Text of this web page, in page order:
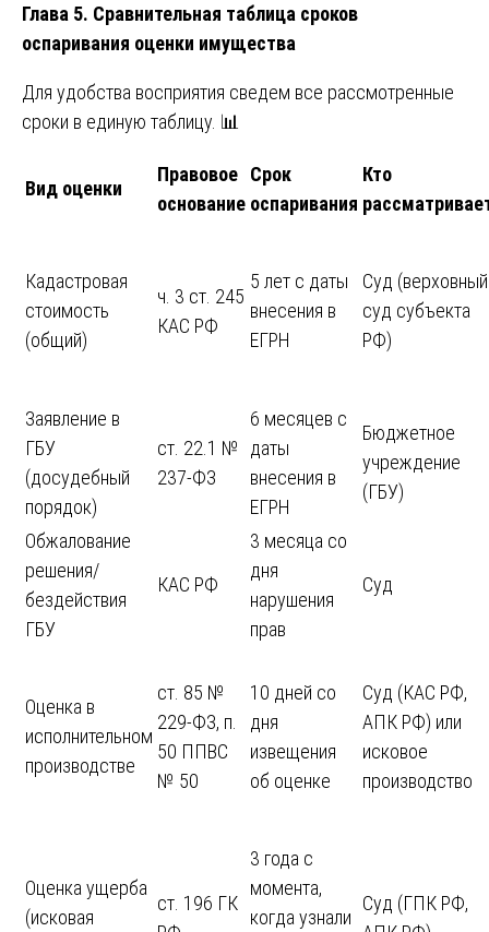
Глава 5. Сравнительная таблица сроков
оспаривания оценки имущества
Для удобства восприятия сведем все рассмотренные
сроки в единую таблицу. 📊
Вид оценки
Правовое
основание
Срок
оспаривания
Кто
Кадастровая
стоимость
(общий)
ч. 3 ст. 245
КАС РФ
5 лет с даты
внесения в
ЕГРН
Суд (верховный
суд субъекта
РФ)
Заявление в
ГБУ
(досудебный
порядок)
ст. 22.1 №
237-ФЗ
6 месяцев с
даты
внесения в
ЕГРН
Бюджетное
учреждение
(ГБУ)
Обжалование
решения/
бездействия
ГБУ
КАС РФ
3 месяца со
дня
нарушения
прав
Суд
Оценка в
исполнительном
производстве
ст. 85 №
229-ФЗ, п.
50 ППВС
№ 50
10 дней со
дня
извещения
об оценке
Суд (КАС РФ,
АПК РФ) или
исковое
производство
Оценка ущерба
(исковая
ст. 196 ГК
3 года с
момента,
когда узнали
Суд (ГПК РФ,